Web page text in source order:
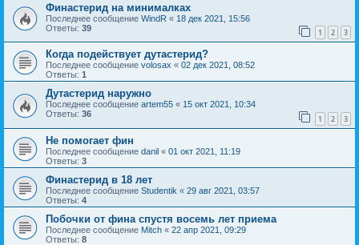
Финастерид на минималках
Последнее сообщение WindR « 18 дек 2021, 15:56
Ответы: 39 1 2 3
Когда подействует дутастерид?
Последнее сообщение volosax « 02 дек 2021, 08:52
Ответы: 1
Дутастерид наружно
Последнее сообщение artem55 « 15 окт 2021, 10:34
Ответы: 36 1 2 3
Не помогает фин
Последнее сообщение danil « 01 окт 2021, 11:19
Ответы: 3
Финастерид в 18 лет
Последнее сообщение Studentik « 29 авг 2021, 03:57
Ответы: 4
Побочки от фина спустя восемь лет приема
Последнее сообщение Mitch « 22 апр 2021, 09:29
Ответы: 8